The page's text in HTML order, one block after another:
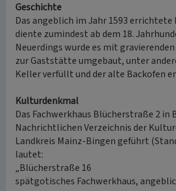
Geschichte
Das angeblich im Jahr 1593 errichtete
diente zumindest ab dem 18.
Neuerdings wurde es mit
zur Gaststätte umgebaut, unter
Keller verfüllt und der alte Backofen
Kulturdenkmal
Das Fachwerkhaus Blücherstraße 2 in
Nachrichtlichen Verzeichnis der
Landkreis Mainz-Bingen geführt
lautet:
„Blücherstraße 16
spätgotisches Fachwerkhaus,